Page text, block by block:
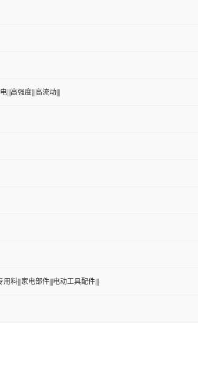
|||高强度|||高流动|||
料|||家电部件|||电动工具配件|||